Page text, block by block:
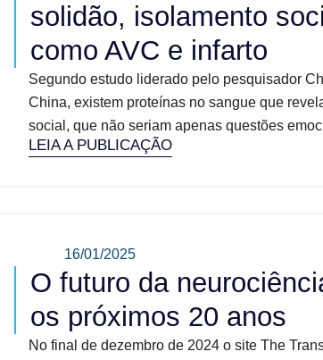
solidão, isolamento
como AVC e infarto
Segundo estudo liderado pelo pesquisador
China, existem proteínas no sangue que
social, que não seriam apenas questões
LEIA A PUBLICAÇÃO
16/01/2025
O futuro da
os próximos 20 anos
No final de dezembro de 2024 o site The